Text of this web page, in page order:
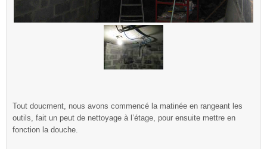
Tout doucment, nous avons commencé la matinée en rangeant les
outils, fait un peut de nettoyage à l’étage, pour ensuite mettre en
fonction la douche.